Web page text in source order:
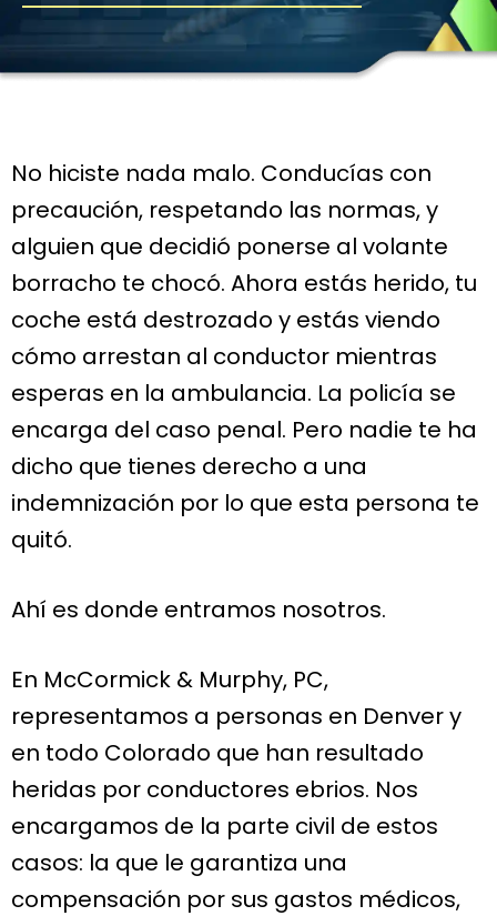
No hiciste nada malo. Conducías con
precaución, respetando las normas, y
alguien que decidió ponerse al volante
borracho te chocó. Ahora estás herido, tu
coche está destrozado y estás viendo
cómo arrestan al conductor mientras
esperas en la ambulancia. La policía se
encarga del caso penal. Pero nadie te ha
dicho que tienes derecho a una
indemnización por lo que esta persona te
quitó.
Ahí es donde entramos nosotros.
En McCormick & Murphy, PC,
representamos a personas en Denver y
en todo Colorado que han resultado
heridas por conductores ebrios. Nos
encargamos de la parte civil de estos
casos: la que le garantiza una
compensación por sus gastos médicos,